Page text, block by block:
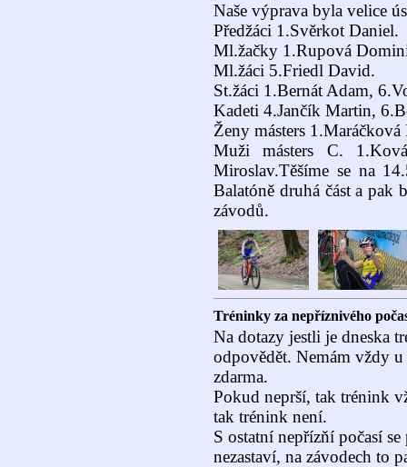
Naše výprava byla velice
Předžáci 1.Svěrkot Daniel.
Ml.žačky 1.Rupová
Ml.žáci 5.Friedl David.
St.žáci 1.Bernát Adam,
Kadeti 4.Jančík Martin,
Ženy másters 1.Maráčková
Muži másters C.
Miroslav.Těšíme se na
Balatóně druhá část a pak
závodů.
Tréninky za nepříznivého
Na dotazy jestli je dneska
odpovědět. Nemám vždy
zdarma.
Pokud neprší, tak trénink
tak trénink není.
S ostatní nepřízňí počasí
nezastaví, na závodech to